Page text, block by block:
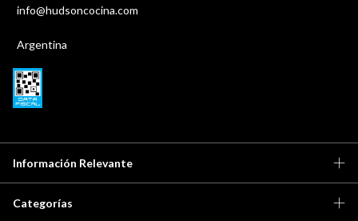
info@hudsoncocina.com
Argentina
Información Relevante
Categorías